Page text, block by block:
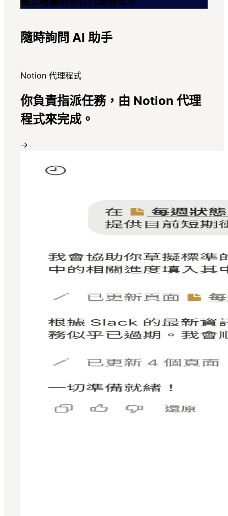
隨時詢問 AI 助手
Notion 代理程式
你負責指派任務，由 Notion 代理
程式來完成。
→